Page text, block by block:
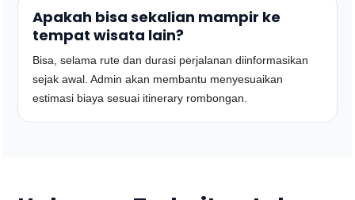
Apakah bisa sekalian mampir ke
tempat wisata lain?
Bisa, selama rute dan durasi perjalanan diinformasikan
sejak awal. Admin akan membantu menyesuaikan
estimasi biaya sesuai itinerary rombongan.